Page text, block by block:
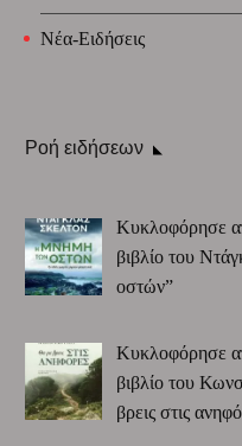
Νέα-Ειδήσεις
Ροή ειδήσεων
Κυκλοφόρησε
βιβλίο του
οστών”
Κυκλοφόρησε
βιβλίο του
βρεις στις